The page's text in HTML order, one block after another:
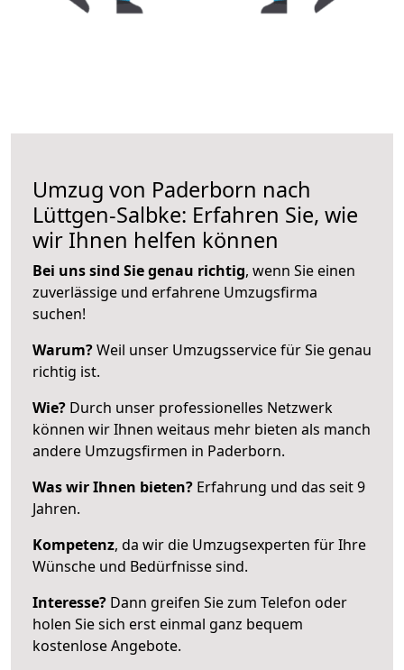
Umzug von Paderborn nach
Lüttgen-Salbke: Erfahren Sie, wie
wir Ihnen helfen können
Bei uns sind Sie genau richtig, wenn Sie einen
zuverlässige und erfahrene Umzugsfirma
suchen!
Warum?Weil unser Umzugsservice für Sie genau
richtig ist.
Wie? Durch unser professionelles Netzwerk
können wir Ihnen weitaus mehr bieten als manch
andere Umzugsfirmen in Paderborn.
Was wir Ihnen bieten? Erfahrung und das seit 9
Jahren.
Kompetenz, da wir die Umzugsexperten für Ihre
Wünsche und Bedürfnisse sind.
Interesse? Dann greifen Sie zum Telefon oder
holen Sie sich erst einmal ganz bequem
kostenlose Angebote.